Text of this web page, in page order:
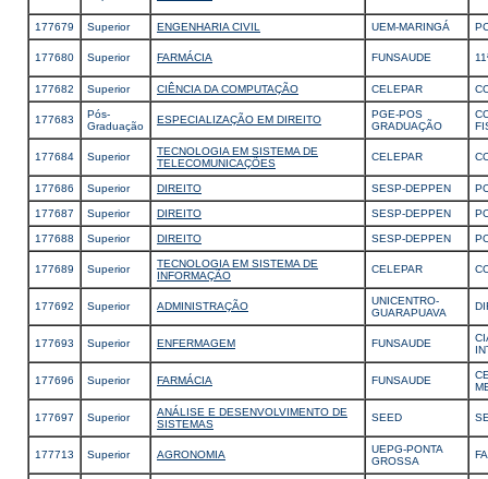
177679 Superior ENGENHARIA CIVIL UEM-MARINGÁ
177680 Superior FARMÁCIA FUNSAUDE
177682 Superior CIÊNCIA DA COMPUTAÇÃO CELEPAR
177683
Pós-
Graduação
ESPECIALIZAÇÃO EM DIREITO
PGE-POS
GRADUAÇÃO
177684 Superior
TECNOLOGIA EM SISTEMA DE
TELECOMUNICAÇÕES
CELEPAR
177686 Superior DIREITO SESP-DEPPEN
177687 Superior DIREITO SESP-DEPPEN
177688 Superior DIREITO SESP-DEPPEN
177689 Superior
TECNOLOGIA EM SISTEMA DE
INFORMAÇÃO
CELEPAR
177692 Superior ADMINISTRAÇÃO
UNICENTRO-
GUARAPUAVA
177693 Superior ENFERMAGEM FUNSAUDE
177696 Superior FARMÁCIA FUNSAUDE
177697 Superior
ANÁLISE E DESENVOLVIMENTO DE
SISTEMAS
SEED
177713 Superior AGRONOMIA
UEPG-PONTA
GROSSA